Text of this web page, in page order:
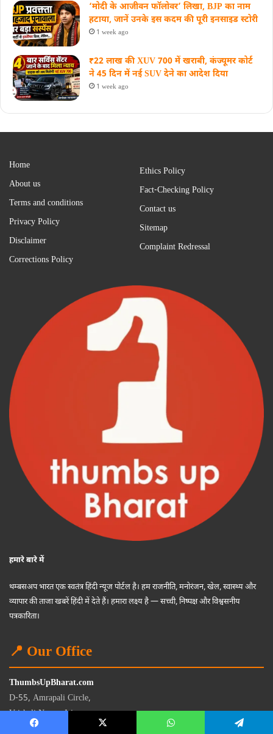
‘मोदी के आजीवन फॉलोवर’ लिखा, BJP का नाम
हटाया, जानें उनके इस कदम की पूरी इनसाइड स्‍टोरी
1 week ago
₹22 लाख की XUV 700 में खराबी, कंज्यूमर कोर्ट
ने 45 दिन में नई SUV देने का आदेश दिया
1 week ago
Home
About us
Terms and conditions
Privacy Policy
Disclaimer
Corrections Policy
Ethics Policy
Fact-Checking Policy
Contact us
Sitemap
Complaint Redressal
हमारे बारे में
थम्बसअप भारत एक स्वतंत्र हिंदी न्यूज पोर्टल है। हम राजनीति, मनोरंजन, खेल, स्वास्थ्य और
व्यापार की ताजा खबरें हिंदी में देते हैं। हमारा लक्ष्य है — सच्ची, निष्पक्ष और विश्वसनीय
पत्रकारिता।
📍 Our Office
ThumbsUpBharat.com
D-55, Amrapali Circle,
Vaishali Nagar, Jaipur
Rajasthan - 302021